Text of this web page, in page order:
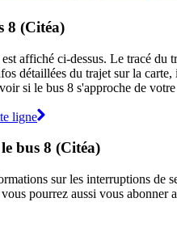
8 (Citéa)
affiché ci-dessus. Le tracé du
détaillées du trajet sur la carte,
si le bus 8 s'approche de votre
ligne
bus 8 (Citéa)
sur les interruptions de
vous pourrez aussi vous abonner